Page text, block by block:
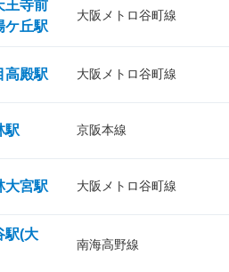
王寺前
ケ丘駅
大阪メトロ谷町線
高殿駅 大阪メトロ谷町線
駅 京阪本線
大宮駅 大阪メトロ谷町線
駅(大
南海高野線